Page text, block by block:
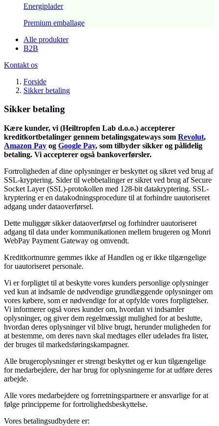
Energiplader
Premium emballage
Alle produkter
B2B
Kontakt os
Forside
Sikker betaling
Sikker betaling
Kære kunder, vi (Heiltropfen Lab d.o.o.) accepterer
kreditkortbetalinger gennem betalingsgateways som Revolut,
Amazon Pay og Google Pay, som tilbyder sikker og pålidelig
betaling. Vi accepterer også bankoverførsler.
Fortroligheden af dine oplysninger er beskyttet og sikret ved brug af
SSL-kryptering. Sider til webbetalinger er sikret ved brug af Secure
Socket Layer (SSL)-protokollen med 128-bit datakryptering. SSL-
kryptering er en datakodningsprocedure til at forhindre uautoriseret
adgang under dataoverførsel.
Dette muliggør sikker dataoverførsel og forhindrer uautoriseret
adgang til data under kommunikationen mellem brugeren og Monri
WebPay Payment Gateway og omvendt.
Kreditkortnumre gemmes ikke af Handlen og er ikke tilgængelige
for uautoriseret personale.
Vi er forpligtet til at beskytte vores kunders personlige oplysninger
ved kun at indsamle de nødvendige grundlæggende oplysninger om
vores købere, som er nødvendige for at opfylde vores forpligtelser.
Vi informerer også vores kunder om, hvordan vi indsamler
oplysninger, og giver dem regelmæssigt mulighed for at beslutte,
hvordan deres oplysninger vil blive brugt, herunder muligheden for
at bestemme, om deres navn skal medtages eller udelades fra lister,
der bruges til markedsføringskampagner.
Alle brugeroplysninger er strengt beskyttet og er kun tilgængelige
for medarbejdere, der har brug for oplysningerne for at udføre deres
arbejde.
Alle vores medarbejdere og forretningspartnere er ansvarlige for at
følge principperne for fortrolighedsbeskyttelse.
Vores betalingsudbydere er: